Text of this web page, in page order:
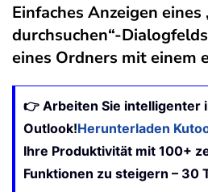
Einfaches Anzeigen eines
durchsuchen“-
eines Ordners mit einem
👉 Arbeiten Sie intelligenter
Outlook!Herunterladen
Ihre Produktivität mit 100+
Funktionen zu steigern – 30